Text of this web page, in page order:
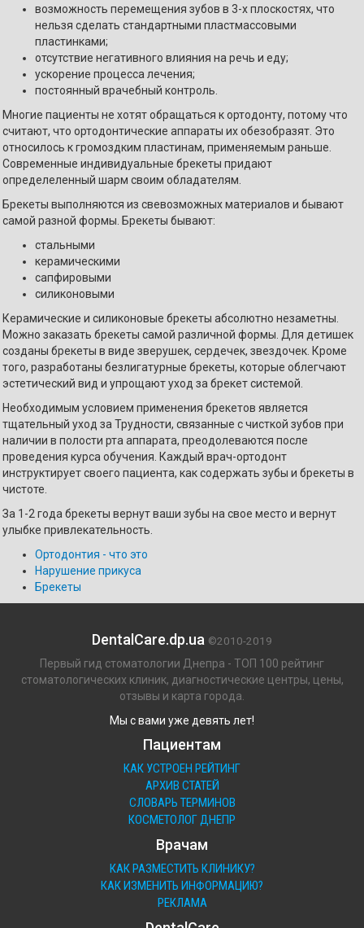
возможность перемещения зубов в 3-х плоскостях, что
нельзя сделать стандартными пластмассовыми
пластинками;
отсутствие негативного влияния на речь и еду;
ускорение процесса лечения;
постоянный врачебный контроль.
Многие пациенты не хотят обращаться к ортодонту, потому что
считают, что ортодонтические аппараты их обезобразят. Это
относилось к громоздким пластинам, применяемым раньше.
Современные индивидуальные брекеты придают
определеленный шарм своим обладателям.
Брекеты выполняются из свевозможных материалов и бывают
самой разной формы. Брекеты бывают:
стальными
керамическими
сапфировыми
силиконовыми
Керамические и силиконовые брекеты абсолютно незаметны.
Можно заказать брекеты самой различной формы. Для детишек
созданы брекеты в виде зверушек, сердечек, звездочек. Кроме
того, разработаны безлигатурные брекеты, которые облегчают
эстетический вид и упрощают уход за брекет системой.
Необходимым условием применения брекетов является
тщательный уход за Трудности, связанные с чисткой зубов при
наличии в полости рта аппарата, преодолеваются после
проведения курса обучения. Каждый врач-ортодонт
инструктирует своего пациента, как содержать зубы и брекеты в
чистоте.
За 1-2 года брекеты вернут ваши зубы на свое место и вернут
улыбке привлекательность.
Ортодонтия - что это
Нарушение прикуса
Брекеты
DentalCare.dp.ua ©2010-2019
Первый гид стоматологии Днепра - ТОП 100 рейтинг
стоматологических клиник, диагностические центры, цены,
отзывы и карта города.
Мы с вами уже девять лет!
Пациентам
КАК УСТРОЕН РЕЙТИНГ
АРХИВ СТАТЕЙ
СЛОВАРЬ ТЕРМИНОВ
КОСМЕТОЛОГ ДНЕПР
Врачам
КАК РАЗМЕСТИТЬ КЛИНИКУ?
КАК ИЗМЕНИТЬ ИНФОРМАЦИЮ?
РЕКЛАМА